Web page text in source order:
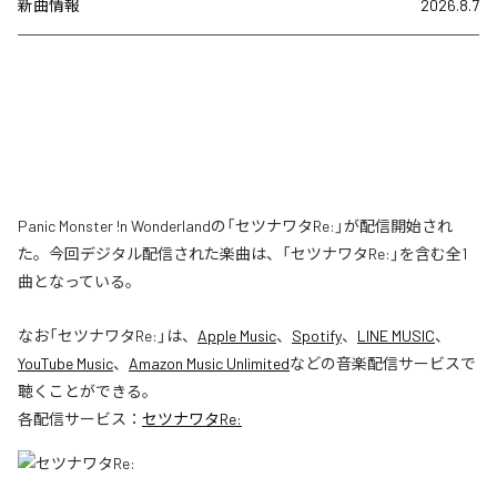
新曲情報 2026.8.7
Panic Monster !n Wonderlandの「セツナワタRe:」が配信開始され
た。今回デジタル配信された楽曲は、「セツナワタRe:」を含む全1
曲となっている。
なお「セツナワタRe: 」は、 Apple Music、 Spotify、 LINE MUSIC、
YouTube Music、 Amazon Music Unlimitedなどの音楽配信サービスで
聴くことができる。
各配信サービス： セツナワタRe: